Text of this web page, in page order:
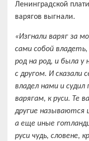
Ленинградской
варягов выгнали.
«Изгнали варяг за
сами собой
род на род, и была у
с другом. И
владел нами и
варягам, к руси. Те
другие называются
а еще иные
руси чудь, словене,